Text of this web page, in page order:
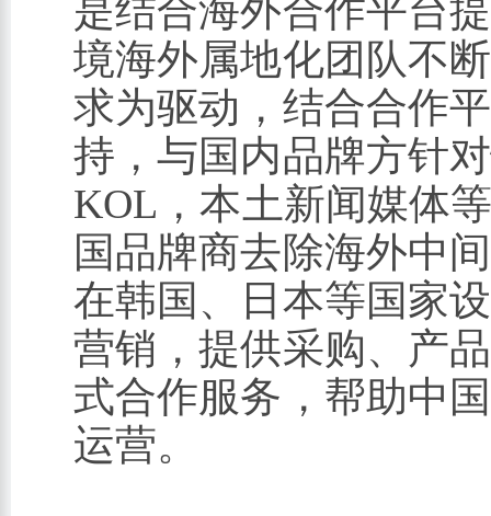
是结合海外合作平台
境海外属地化团队不
求为驱动，结合合作
持，与国内品牌方针
KOL，本土新闻媒体
国品牌商去除海外中
在韩国、日本等国家
营销，提供采购、产
式合作服务，帮助中
运营。